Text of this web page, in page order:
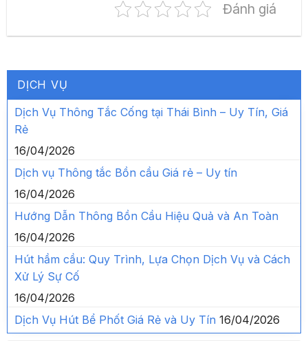
Đánh giá
DỊCH VỤ
Dịch Vụ Thông Tắc Cống tại Thái Bình – Uy Tín, Giá
Rẻ
16/04/2026
Dịch vụ Thông tắc Bồn cầu Giá rẻ – Uy tín
16/04/2026
Hướng Dẫn Thông Bồn Cầu Hiệu Quả và An Toàn
16/04/2026
Hút hầm cầu: Quy Trình, Lựa Chọn Dịch Vụ và Cách
Xử Lý Sự Cố
16/04/2026
Dịch Vụ Hút Bể Phốt Giá Rẻ và Uy Tín 16/04/2026